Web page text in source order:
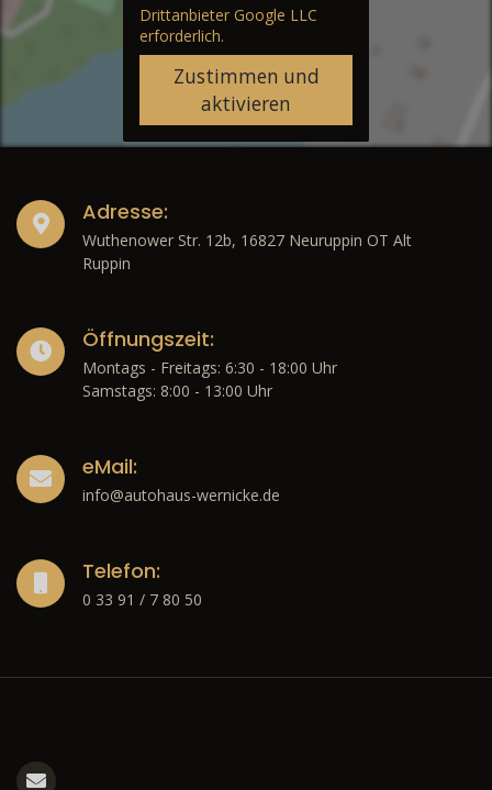
Drittanbieter Google LLC
erforderlich.
Zustimmen und
aktivieren
Adresse:
Wuthenower Str. 12b, 16827 Neuruppin OT Alt
Ruppin
Öffnungszeit:
Montags - Freitags: 6:30 - 18:00 Uhr
Samstags: 8:00 - 13:00 Uhr
eMail:
info@autohaus-wernicke.de
Telefon:
0 33 91 / 7 80 50